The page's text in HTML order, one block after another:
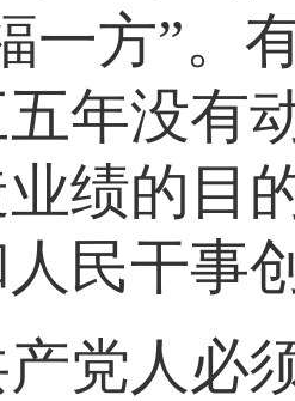
一方”。
年没有
绩的目
民干事
人必须